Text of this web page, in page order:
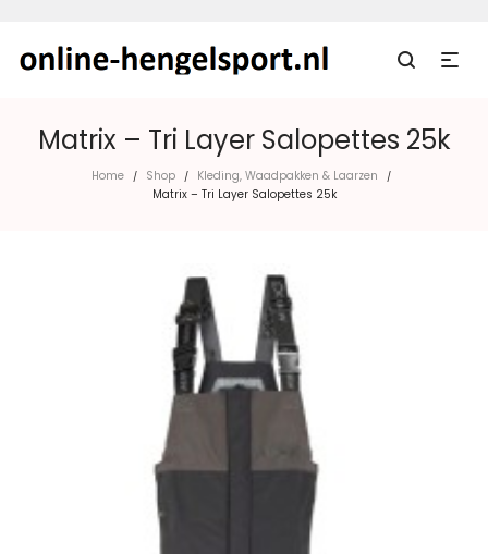
Matrix – Tri Layer Salopettes 25k
Home / Shop / Kleding, Waadpakken & Laarzen /
Matrix – Tri Layer Salopettes 25k